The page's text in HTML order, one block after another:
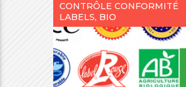
CONTRÔLE CONFORMITÉ
LABELS, BIO